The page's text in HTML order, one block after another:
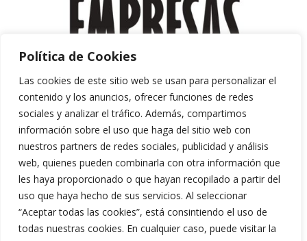
Política de Cookies
Las cookies de este sitio web se usan para personalizar el
contenido y los anuncios, ofrecer funciones de redes
sociales y analizar el tráfico. Además, compartimos
información sobre el uso que haga del sitio web con
nuestros partners de redes sociales, publicidad y análisis
web, quienes pueden combinarla con otra información que
les haya proporcionado o que hayan recopilado a partir del
uso que haya hecho de sus servicios. Al seleccionar
“Aceptar todas las cookies”, está consintiendo el uso de
todas nuestras cookies. En cualquier caso, puede visitar la
Aviso Legal y Política de Privacidad
Política de Cookies